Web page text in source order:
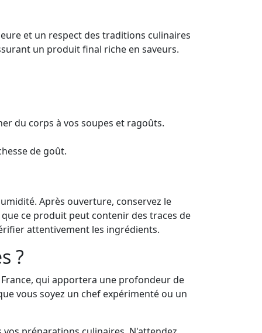
et un respect des traditions culinaires
un produit final riche en saveurs.
du corps à vos soupes et ragoûts.
de goût.
Après ouverture, conservez le
ce produit peut contenir des traces de
attentivement les ingrédients.
?
qui apportera une profondeur de
vous soyez un chef expérimenté ou un